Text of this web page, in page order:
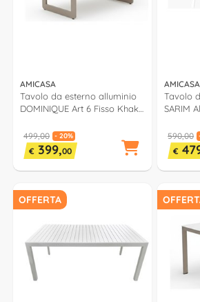
AMICASA
Tavolo da esterno alluminio
DOMINIQUE Art 6 Fisso Khaki
499,00 - 20%
€ 399,00
AMICASA
Tavolo
SARIM
590,00
€
OFFERTA